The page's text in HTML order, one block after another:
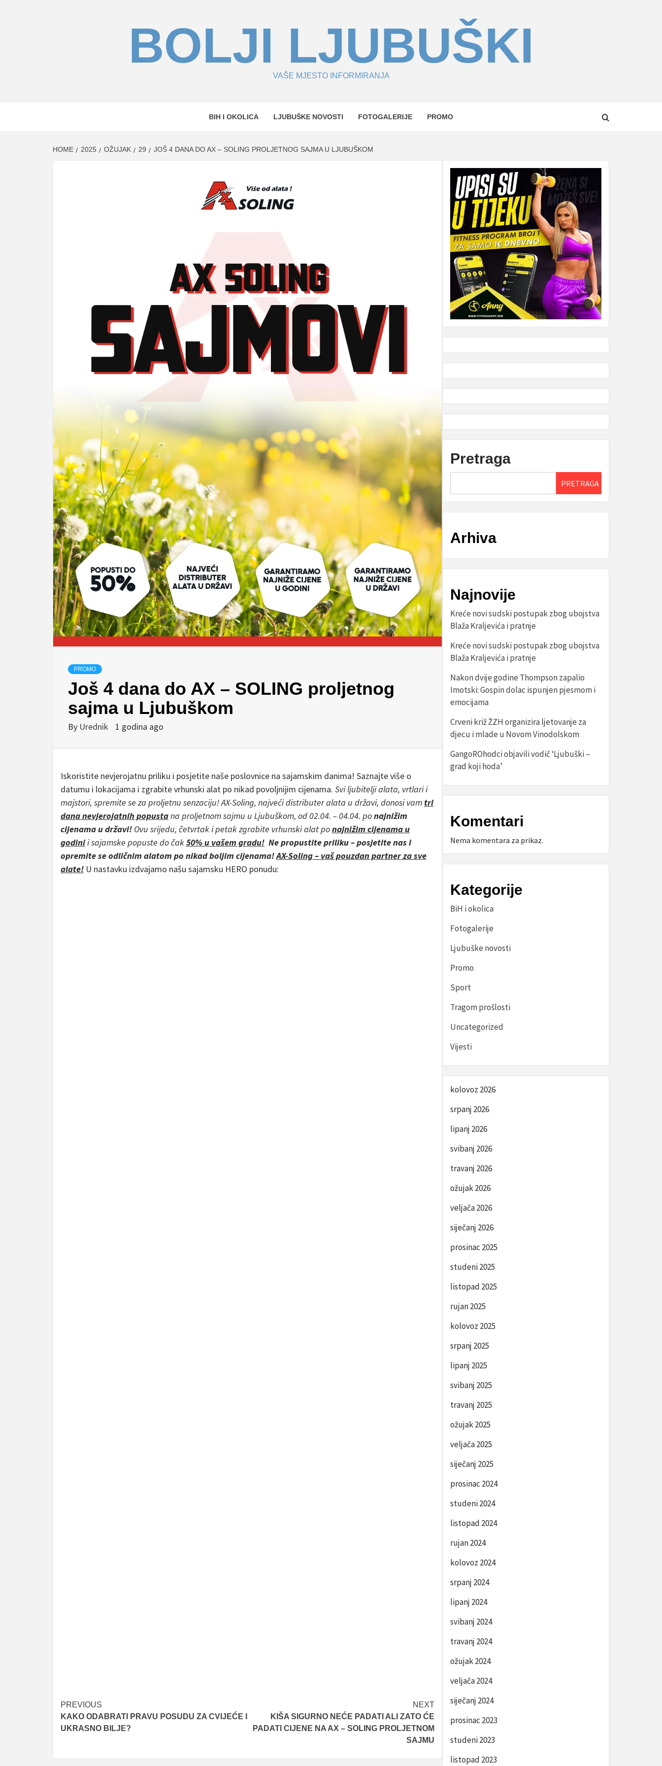
BOLJI LJUBUŠKI
VAŠE MJESTO INFORMIRANJA
BIH I OKOLICA LJUBUŠKE NOVOSTI FOTOGALERIJE PROMO
HOME 2025 OŽUJAK 29 JOŠ 4 DANA DO AX – SOLING PROLJETNOG SAJMA U LJUBUŠKOM
PROMO
Još 4 dana do AX – SOLING proljetnog
sajma u Ljubuškom
By Urednik 1 godina ago
Iskoristite nevjerojatnu priliku i posjetite naše poslovnice na sajamskim danima! Saznajte više o
datumu i lokacijama i zgrabite vrhunski alat po nikad povoljnijim cijenama. Svi ljubitelji alata, vrtlari i
majstori, spremite se za proljetnu senzaciju!AX-Soling, najveći distributer alata u državi, donosi vam tri
dana nevjerojatnih popustana proljetnom sajmu u Ljubuškom, od 02.04. – 04.04. ponajnižim
cijenama u državi! Ovu srijedu, četvrtak i petak zgrabite vrhunski alat ponajnižim cijenama u
godinii sajamske popuste do čak50% u vašem gradu! Ne propustite priliku – posjetite nas i
opremite se odličnim alatom po nikad boljim cijenama!AX-Soling – vaš pouzdan partner za sve
alate! U nastavku izdvajamo našu sajamsku HERO ponudu:
Post
navigation
PREVIOUS
KAKO ODABRATI PRAVU POSUDU ZA CVIJEĆE I
UKRASNO BILJE?
NEXT
KIŠA SIGURNO NEĆE PADATI ALI ZATO ĆE
PADATI CIJENE NA AX – SOLING PROLJETNOM
SAJMU
Pretraga
PRETRAGA
Arhiva
Najnovije
Kreće novi sudski postupak zbog ubojstva
Blaža Kraljevića i pratnje
Kreće novi sudski postupak zbog ubojstva
Blaža Kraljevića i pratnje
Nakon dvije godine Thompson zapalio
Imotski: Gospin dolac ispunjen pjesmom i
emocijama
Crveni križ ŽZH organizira ljetovanje za
djecu i mlade u Novom Vinodolskom
GangoROhodci objavili vodič ‘Ljubuški –
grad koji hoda’
Komentari
Nema komentara za prikaz.
Kategorije
BiH i okolica
Fotogalerije
Ljubuške novosti
Promo
Sport
Tragom prošlosti
Uncategorized
Vijesti
kolovoz 2026
srpanj 2026
lipanj 2026
svibanj 2026
travanj 2026
ožujak 2026
veljača 2026
siječanj 2026
prosinac 2025
studeni 2025
listopad 2025
rujan 2025
kolovoz 2025
srpanj 2025
lipanj 2025
svibanj 2025
travanj 2025
ožujak 2025
veljača 2025
siječanj 2025
prosinac 2024
studeni 2024
listopad 2024
rujan 2024
kolovoz 2024
srpanj 2024
lipanj 2024
svibanj 2024
travanj 2024
ožujak 2024
veljača 2024
siječanj 2024
prosinac 2023
studeni 2023
listopad 2023